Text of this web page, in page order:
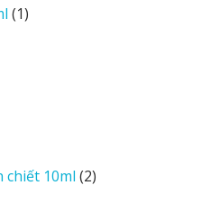
11
chiết 10ml 22